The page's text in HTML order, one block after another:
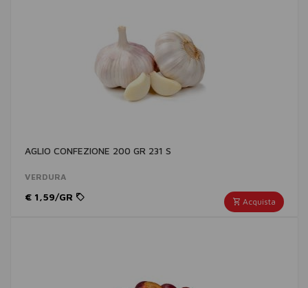
AGLIO CONFEZIONE 200 GR 231 S
VERDURA
Acquista
€ 1,59/GR